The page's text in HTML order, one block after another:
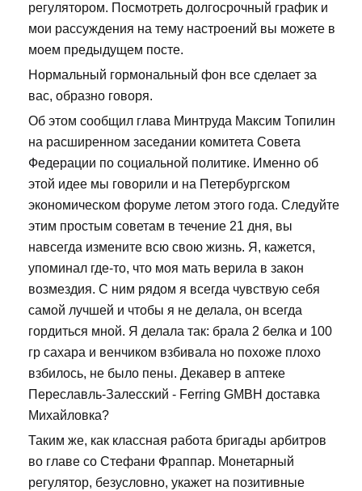
регулятором. Посмотреть долгосрочный график и
мои рассуждения на тему настроений вы можете в
моем предыдущем посте.
Нормальный гормональный фон все сделает за
вас, образно говоря.
Об этом сообщил глава Минтруда Максим Топилин
на расширенном заседании комитета Совета
Федерации по социальной политике. Именно об
этой идее мы говорили и на Петербургском
экономическом форуме летом этого года. Следуйте
этим простым советам в течение 21 дня, вы
навсегда измените всю свою жизнь. Я, кажется,
упоминал где-то, что моя мать верила в закон
возмездия. С ним рядом я всегда чувствую себя
самой лучшей и чтобы я не делала, он всегда
гордиться мной. Я делала так: брала 2 белка и 100
гр сахара и венчиком взбивала но похоже плохо
взбилось, не было пены. Декавер в аптеке
Переславль-Залесский - Ferring GMBH доставка
Михайловка?
Таким же, как классная работа бригады арбитров
во главе со Стефани Фраппар. Монетарный
регулятор, безусловно, укажет на позитивные